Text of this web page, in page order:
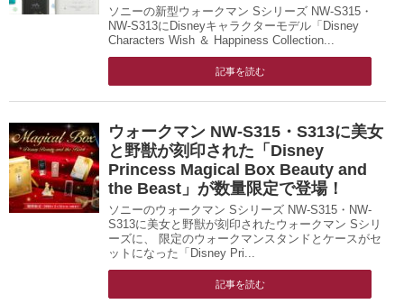
ソニーの新型ウォークマン Sシリーズ NW-S315・
NW-S313にDisneyキャラクターモデル「Disney
Characters Wish ＆ Happiness Collection...
記事を読む
ウォークマン NW-S315・S313に美女
と野獣が刻印された「Disney
Princess Magical Box Beauty and
the Beast」が数量限定で登場！
ソニーのウォークマン Sシリーズ NW-S315・NW-
S313に美女と野獣が刻印されたウォークマン Sシリ
ーズに、 限定のウォークマンスタンドとケースがセ
ットになった「Disney Pri...
記事を読む